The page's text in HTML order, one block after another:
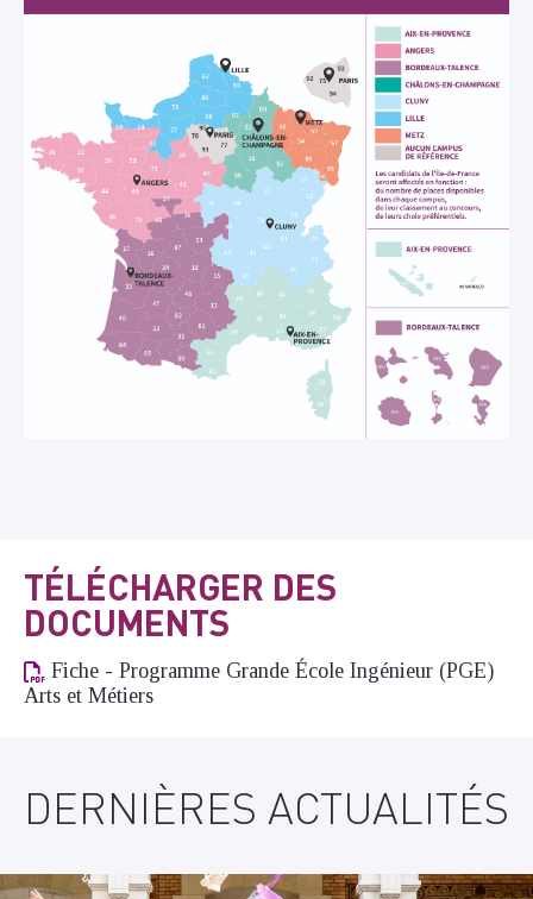
TÉLÉCHARGER DES
DOCUMENTS
Fiche - Programme Grande École Ingénieur (PGE)
Arts et Métiers
DERNIÈRES ACTUALITÉS